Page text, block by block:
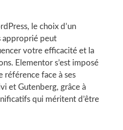
le choix d’un
approprié peut
votre efficacité et la
Elementor s’est imposé
référence face à ses
et Gutenberg, grâce à
qui méritent d’être